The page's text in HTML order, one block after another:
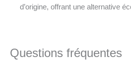
d’origine, offrant une alternative
Questions fréquentes